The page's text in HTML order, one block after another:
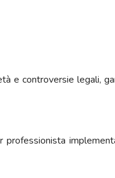
e controversie legali,